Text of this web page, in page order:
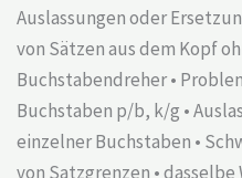
Auslassungen oder
von Sätzen aus dem Kopf
Buchstabendreher •
Buchstaben p/b, k/g •
einzelner Buchstaben •
von Satzgrenzen •